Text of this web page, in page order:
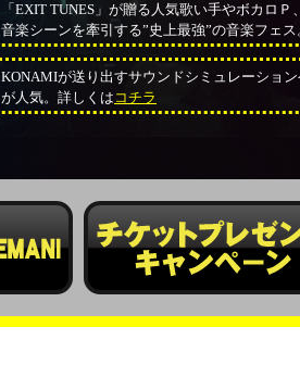
「EXIT TUNES」が贈る人気歌い手やボカロ
音楽シーンを牽引する”史上最強”の音楽フェ
KONAMIが送り出すサウンドシミュレーショ
が人気。詳しくは コチラ